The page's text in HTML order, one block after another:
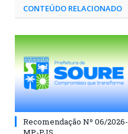
CONTEÚDO RELACIONADO
Recomendação Nº 06/2026-